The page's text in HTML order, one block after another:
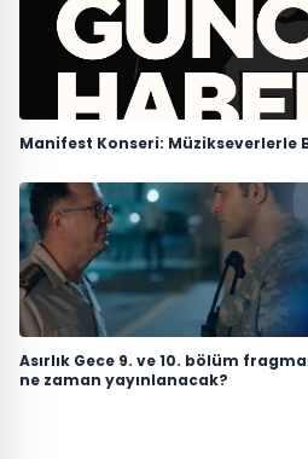
Manifest Konseri: Müzikseverlerle
Asırlık Gece 9. ve 10. bölüm
ne zaman yayınlanacak?